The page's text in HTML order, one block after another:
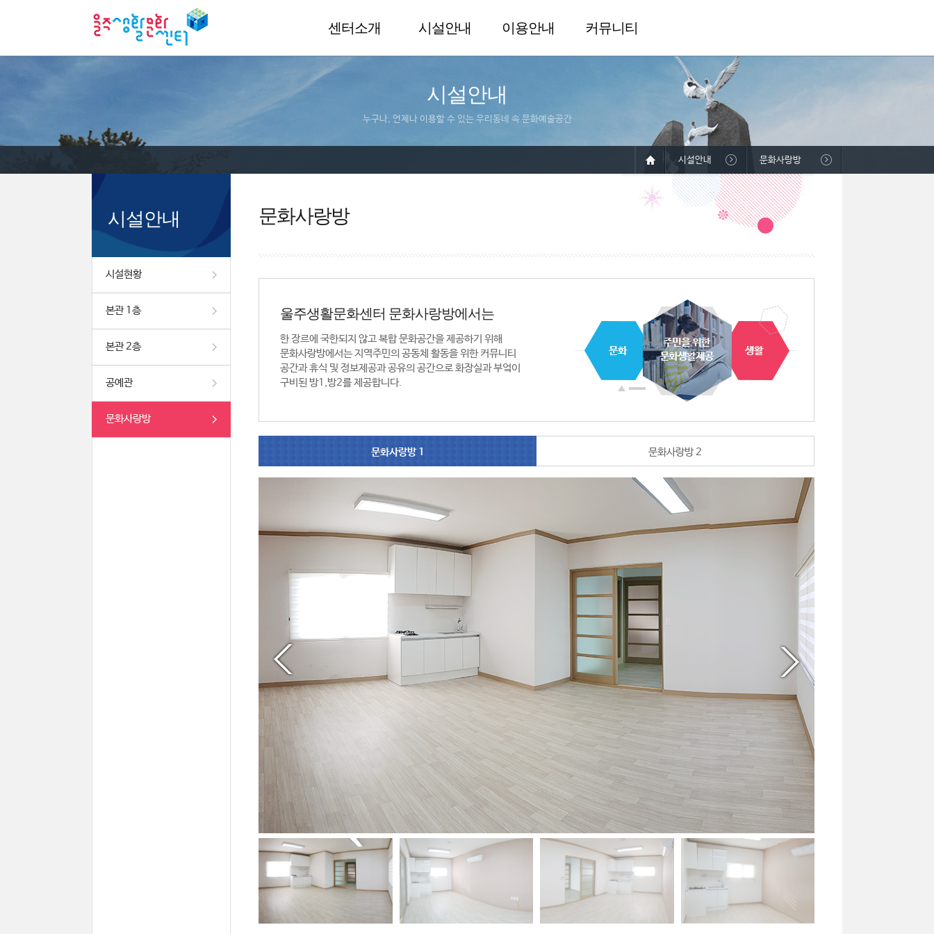
센터소개 시설안내 이용안내 커뮤니티
시설안내
누구나, 언제나 이용할 수 있는 우리동네 속 문화예술공간
시설안내
시설현황
본관 1층
본관 2층
공예관
문화사랑방
시설안내 문화사랑방
문화사랑방
울주생활문화센터 문화사랑방에서는
한 장르에 국한되지 않고 복합 문화공간을 제공하기 위해
문화사랑방에서는 지역주민의 공동체 활동을 위한 커뮤니티
공간과 휴식 및 정보제공과 공유의 공간으로 화장실과 부엌이
구비된 방1,방2를 제공합니다.
문화사랑방 1 문화사랑방 2